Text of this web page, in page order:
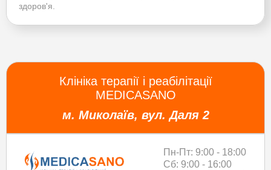
здоров'я.
Клініка терапії і реабілітації
MEDICASANO
м. Миколаїв, вул. Даля 2
Пн-Пт: 9:00 - 18:00
Сб: 9:00 - 16:00